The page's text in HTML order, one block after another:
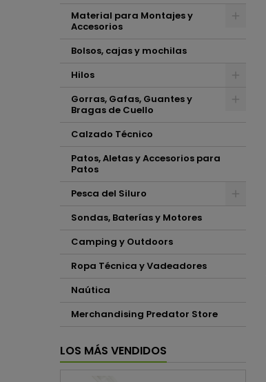
Material para Montajes y
Accesorios
Bolsos, cajas y mochilas
Hilos
Gorras, Gafas, Guantes y
Bragas de Cuello
Calzado Técnico
Patos, Aletas y Accesorios para
Patos
Pesca del Siluro
Sondas, Baterías y Motores
Camping y Outdoors
Ropa Técnica y Vadeadores
Naútica
Merchandising Predator Store
LOS MÁS VENDIDOS